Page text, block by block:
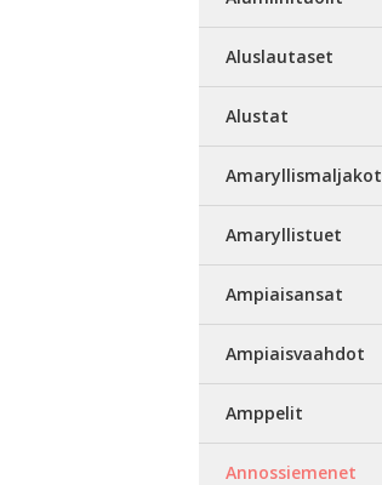
Aluslautaset
Alustat
Amaryllismaljakot
Amaryllistuet
Ampiaisansat
Ampiaisvaahdot
Amppelit
Annossiemenet